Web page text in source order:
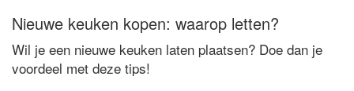
Nieuwe keuken kopen: waarop letten?
Wil je een nieuwe keuken laten plaatsen? Doe dan je
voordeel met deze tips!